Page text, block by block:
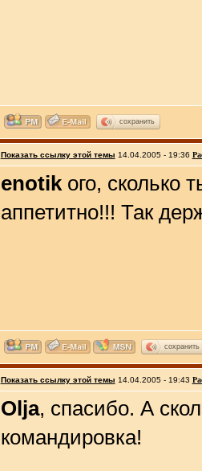
сохранить
Показать ссылку этой темы 14.04.2005 - 19:36
enotikого, сколько
аппетитно!!! Так
сохранить
Показать ссылку этой темы 14.04.2005 - 19:43
Olja, спасибо. А
командировка!